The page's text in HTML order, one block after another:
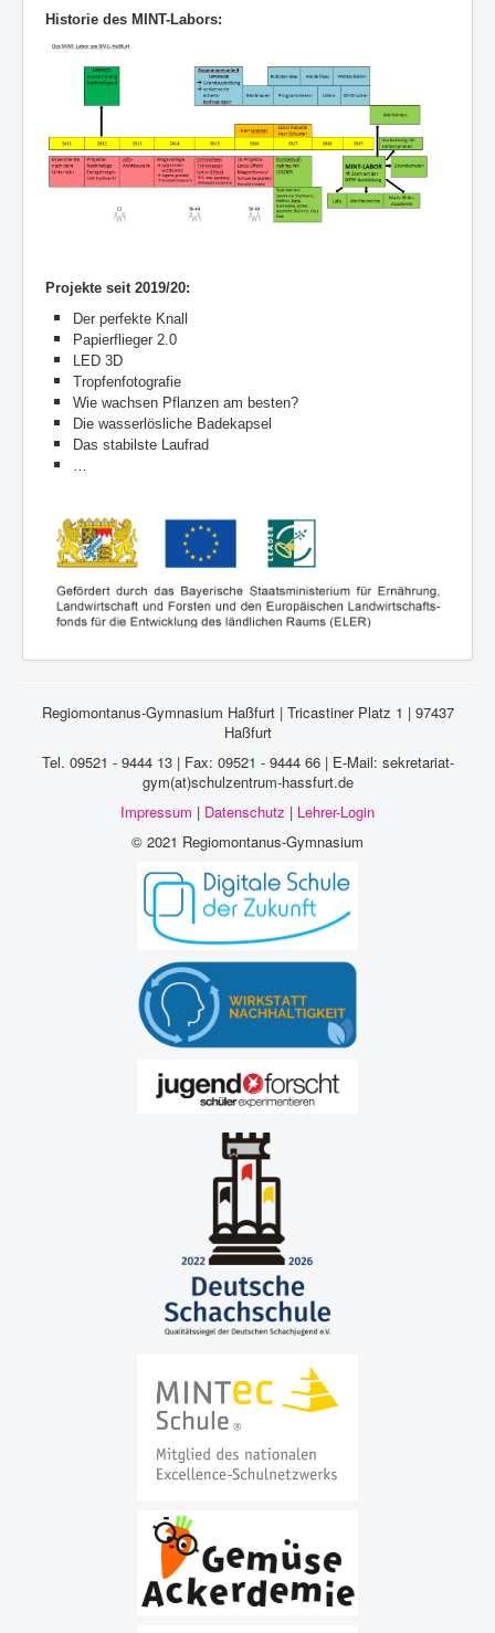
Historie des MINT-Labors:
Projekte seit 2019/20:
Der perfekte Knall
Papierflieger 2.0
LED 3D
Tropfenfotografie
Wie wachsen Pflanzen am besten?
Die wasserlösliche Badekapsel
Das stabilste Laufrad
Regiomontanus-Gymnasium Haßfurt | Tricastiner Platz 1 | 97437
Haßfurt
Tel. 09521 - 9444 13 | Fax: 09521 - 9444 66 | E-Mail: sekretariat-
gym(at)schulzentrum-hassfurt.de
Impressum | Datenschutz | Lehrer-Login
© 2021 Regiomontanus-Gymnasium